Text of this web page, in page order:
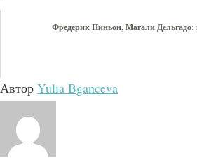
Фредерик Пиньон, Магали
Автор Yulia Bganceva